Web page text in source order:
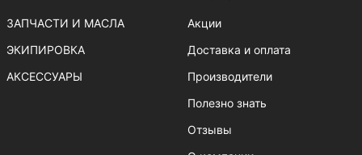
ЗАПЧАСТИ И МАСЛА
ЭКИПИРОВКА
АКСЕССУАРЫ
Акции
Доставка и оплата
Производители
Полезно знать
Отзывы